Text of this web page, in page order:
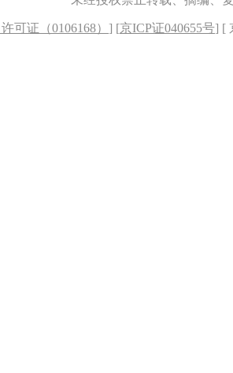
可证（0106168） ] [京ICP证040655号] [